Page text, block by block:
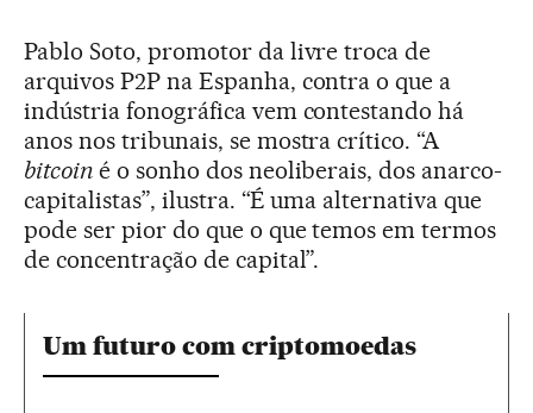
Pablo Soto, promotor da livre troca de
arquivos P2P na Espanha, contra o que a
indústria fonográfica vem contestando há
anos nos tribunais, se mostra crítico. “A
bitcoiné o sonho dos neoliberais, dos anarco-
capitalistas”, ilustra. “É uma alternativa que
pode ser pior do que o que temos em termos
de concentração de capital”.
Um futuro com criptomoedas